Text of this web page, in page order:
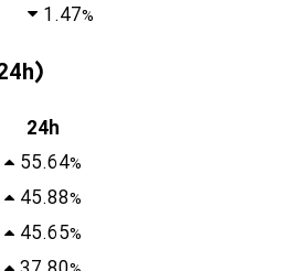
1.47%
24h
55.64%
45.88%
45.65%